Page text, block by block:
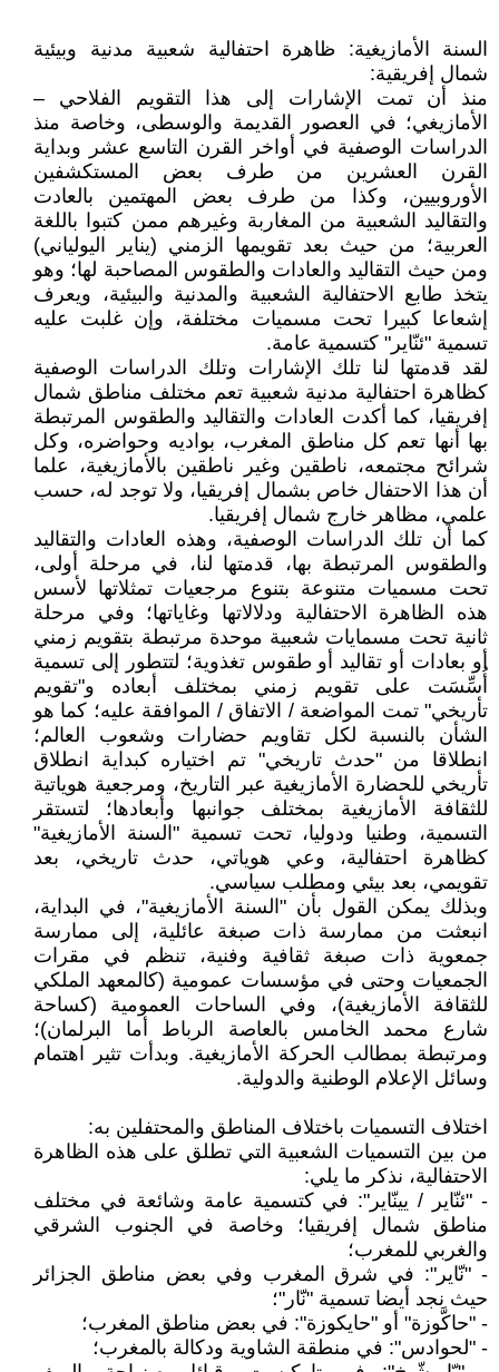
السنة الأمازيغية: ظاهرة احتفالية شعبية مدنية وبيئية
شمال إفريقية:
منذ أن تمت الإشارات إلى هذا التقويم الفلاحي –
الأمازيغي؛ في العصور القديمة والوسطى، وخاصة منذ
الدراسات الوصفية في أواخر القرن التاسع عشر وبداية
القرن العشرين من طرف بعض المستكشفين
الأوروبيين، وكذا من طرف بعض المهتمين بالعادت
والتقاليد الشعبية من المغاربة وغيرهم ممن كتبوا باللغة
العربية؛ من حيث بعد تقويمها الزمني (يناير اليولياني)
ومن حيث التقاليد والعادات والطقوس المصاحبة لها؛ وهو
يتخذ طابع الاحتفالية الشعبية والمدنية والبيئية، ويعرف
إشعاعا كبيرا تحت مسميات مختلفة، وإن غلبت عليه
تسمية "ئنّاير" كتسمية عامة.
لقد قدمتها لنا تلك الإشارات وتلك الدراسات الوصفية
كظاهرة احتفالية مدنية شعبية تعم مختلف مناطق شمال
إفريقيا، كما أكدت العادات والتقاليد والطقوس المرتبطة
بها أنها تعم كل مناطق المغرب، بواديه وحواضره، وكل
شرائح مجتمعه، ناطقين وغير ناطقين بالأمازيغية، علما
أن هذا الاحتفال خاص بشمال إفريقيا، ولا توجد له، حسب
علمي، مظاهر خارج شمال إفريقيا.
كما أن تلك الدراسات الوصفية، وهذه العادات والتقاليد
والطقوس المرتبطة بها، قدمتها لنا، في مرحلة أولى،
تحت مسميات متنوعة بتنوع مرجعيات تمثلاتها لأسس
هذه الظاهرة الاحتفالية ودلالاتها وغاياتها؛ وفي مرحلة
ثانية تحت مسمايات شعبية موحدة مرتبطة بتقويم زمني
أو بعادات أو تقاليد أو طقوس تغذوية؛ لتتطور إلى تسمية
أُسِّسَت على تقويم زمني بمختلف أبعاده و"تقويم
تأريخي" تمت المواضعة / الاتفاق / الموافقة عليه؛ كما هو
الشأن بالنسبة لكل تقاويم حضارات وشعوب العالم؛
انطلاقا من "حدث تاريخي" تم اختياره كبداية انطلاق
تأريخي للحضارة الأمازيغية عبر التاريخ، ومرجعية هوياتية
للثقافة الأمازيغية بمختلف جوانبها وأبعادها؛ لتستقر
التسمية، وطنيا ودوليا، تحت تسمية "السنة الأمازيغية"
كظاهرة احتفالية، وعي هوياتي، حدث تاريخي، بعد
تقويمي، بعد بيئي ومطلب سياسي.
وبذلك يمكن القول بأن "السنة الأمازيغية"، في البداية،
انبعثت من ممارسة ذات صبغة عائلية، إلى ممارسة
جمعوية ذات صبغة ثقافية وفنية، تنظم في مقرات
الجمعيات وحتى في مؤسسات عمومية (كالمعهد الملكي
للثقافة الأمازيغية)، وفي الساحات العمومية (كساحة
شارع محمد الخامس بالعاصة الرباط أما البرلمان)؛
ومرتبطة بمطالب الحركة الأمازيغية. وبدأت تثير اهتمام
وسائل الإعلام الوطنية والدولية.
اختلاف التسميات باختلاف المناطق والمحتفلين به:
من بين التسميات الشعبية التي تطلق على هذه الظاهرة
الاحتفالية، نذكر ما يلي:
- "ئنّاير / يينّاير": في كتسمية عامة وشائعة في مختلف
مناطق شمال إفريقيا؛ وخاصة في الجنوب الشرقي
والغربي للمغرب؛
- "نّاير": في شرق المغرب وفي بعض مناطق الجزائر
حيث نجد أيضا تسمية "نّار"؛
- "حاكَّوزة" أو "حايكوزة": في بعض مناطق المغرب؛
- "لحوادس": في منطقة الشاوية ودكالة بالمغرب؛